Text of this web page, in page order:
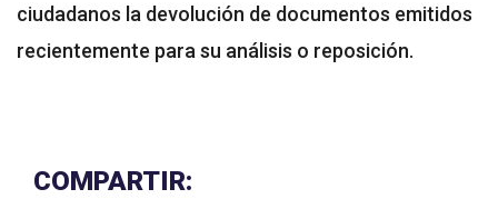
ciudadanos la devolución de documentos emitidos
recientemente para su análisis o reposición.
COMPARTIR: